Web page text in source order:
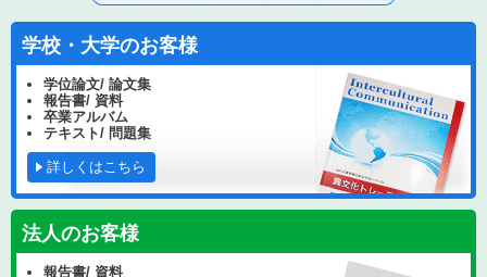
学校・大学のお客様
学位論文/ 論文集
報告書/ 資料
卒業アルバム
テキスト/ 問題集
詳しくはこちら
法人のお客様
報告書/ 資料